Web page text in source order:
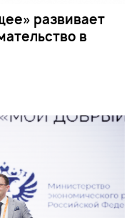
развивает
в